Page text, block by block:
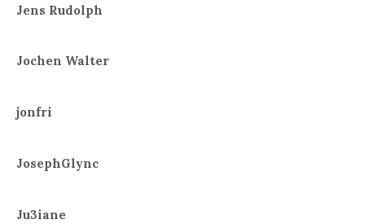
Jens Rudolph
Jochen Walter
jonfri
JosephGlync
Ju3iane